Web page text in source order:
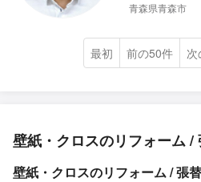
青森県青森市
最初 前の50件
壁紙・クロスのリフォーム /
壁紙・クロスのリフォーム / 張